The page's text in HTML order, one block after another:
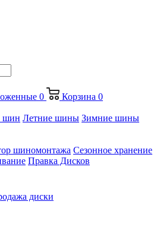
0 Корзина 0
шин Летние шины Зимние шины
шиномонтажа Сезонное хранение
Правка Дисков
диски